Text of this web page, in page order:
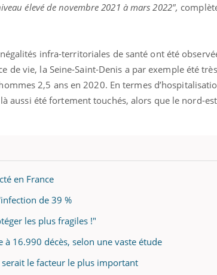
élevé de novembre 2021 à mars 2022",
infra-territoriales de santé ont été
de vie, la Seine-Saint-Denis a par exemple été
2,5 ans en 2020. En termes
aussi été fortement touchés, alors que le nord-
en France
de 39 %
les plus fragiles !"
16.990 décès, selon une vaste étude
le facteur le plus important